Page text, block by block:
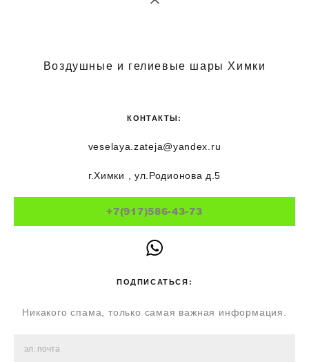
Воздушные и гелиевые шары Химки
КОНТАКТЫ:
veselaya.zateja@yandex.ru
г.Химки , ул.Родионова д.5
+7(917)586-43-73
ПОДПИСАТЬСЯ:
Никакого спама, только самая важная информация.